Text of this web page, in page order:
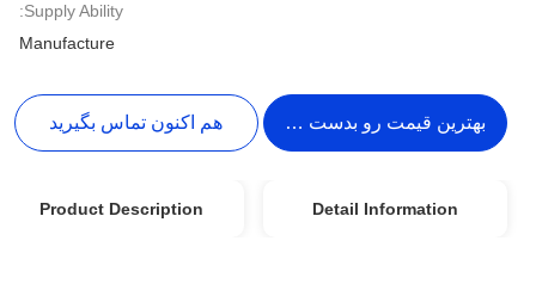
Supply Ability:
Manufacture
بهترین قیمت رو بدست بیار هم اکنون تماس بگیرید
Detail Information
Product Description